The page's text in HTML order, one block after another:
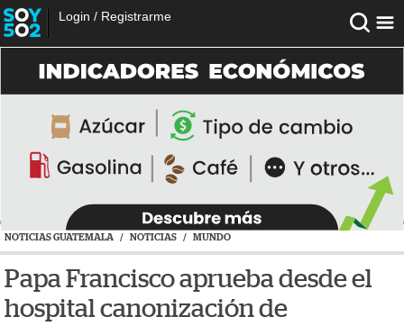
Login / Registrarme
NOTICIAS GUATEMALA / NOTICIAS / MUNDO
Papa Francisco aprueba desde el
hospital canonización de